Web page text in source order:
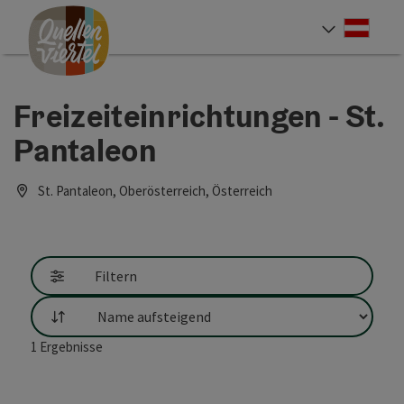
Zum Inhalt
Zur Navigation
Zum Seitenanfang
Freizeiteinrichtungen - St.
Pantaleon
St. Pantaleon, Oberösterreich, Österreich
Filtern
Sortierung
1 Ergebnisse